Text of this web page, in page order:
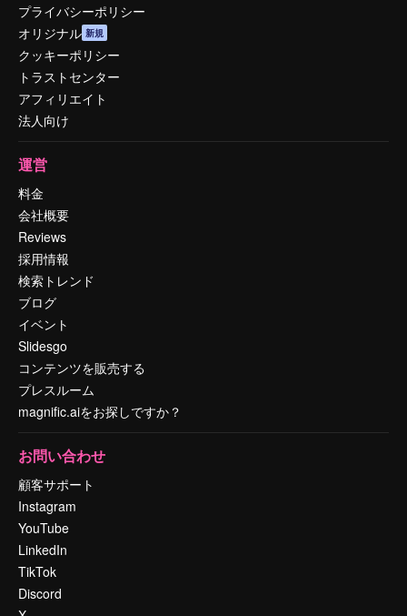
プライバシーポリシー
オリジナル 新規
クッキーポリシー
トラストセンター
アフィリエイト
法人向け
運営
料金
会社概要
Reviews
採用情報
検索トレンド
ブログ
イベント
Slidesgo
コンテンツを販売する
プレスルーム
magnific.aiをお探しですか？
お問い合わせ
顧客サポート
Instagram
YouTube
LinkedIn
TikTok
Discord